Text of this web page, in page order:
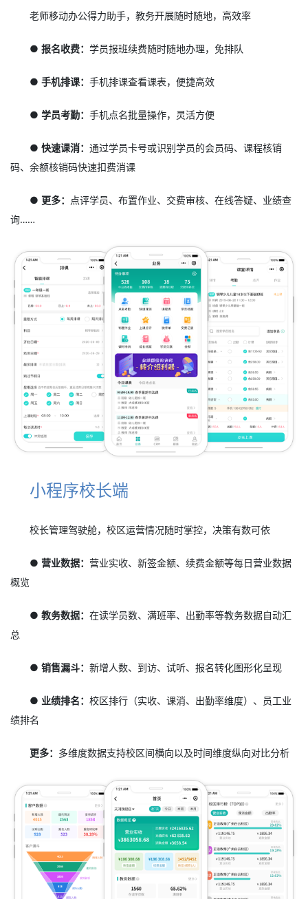
老师移动办公得力助手，教务开展随时随地，高效率
● 报名收费：学员报班续费随时随地办理，免排队
● 手机排课：手机排课查看课表，便捷高效
● 学员考勤：手机点名批量操作，灵活方便
● 快速课消：通过学员卡号或识别学员的会员码、课程核销
码、余额核销码快速扣费消课
● 更多： 点评学员、布置作业、交费审核、在线答疑、业绩查
询……
小程序校长端
校长管理驾驶舱，校区运营情况随时掌控，决策有数可依
● 营业数据：营业实收、新签金额、续费金额等每日营业数据
概览
● 教务数据：在读学员数、满班率、出勤率等教务数据自动汇
总
● 销售漏斗：新增人数、到访、试听、报名转化图形化呈现
● 业绩排名：校区排行（实收、课消、出勤率维度）、员工业
绩排名
更多： 多维度数据支持校区间横向以及时间维度纵向对比分析